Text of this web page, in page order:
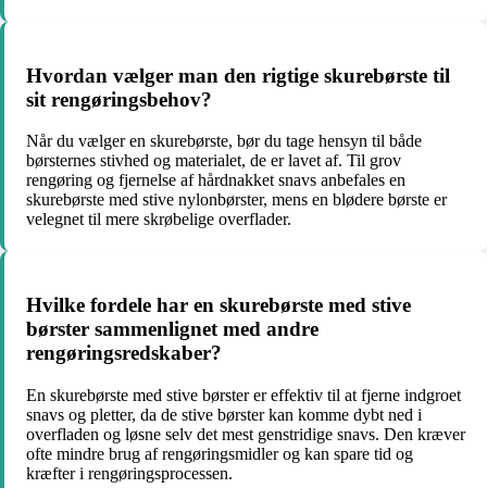
Hvordan vælger man den rigtige skurebørste til
sit rengøringsbehov?
Når du vælger en skurebørste, bør du tage hensyn til både
børsternes stivhed og materialet, de er lavet af. Til grov
rengøring og fjernelse af hårdnakket snavs anbefales en
skurebørste med stive nylonbørster, mens en blødere børste er
velegnet til mere skrøbelige overflader.
Hvilke fordele har en skurebørste med stive
børster sammenlignet med andre
rengøringsredskaber?
En skurebørste med stive børster er effektiv til at fjerne indgroet
snavs og pletter, da de stive børster kan komme dybt ned i
overfladen og løsne selv det mest genstridige snavs. Den kræver
ofte mindre brug af rengøringsmidler og kan spare tid og
kræfter i rengøringsprocessen.